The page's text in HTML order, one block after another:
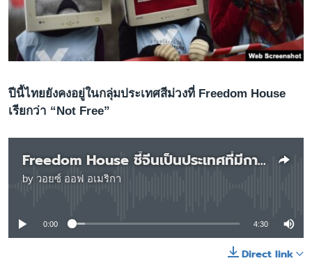
เรียนรู้ภาษาอังกฤษ
พอดคาสต์
เลือกภาษา
ปีนี้ไทยยังคงอยู่ในกลุ่มประเทศสีม่วงที่ Freedom House
เรียกว่า “Not Free”
Freedom House ชี้จีนเป็นประเทศที่มีการละเมิดเสรีภาพในการใช้อินเตอร์เน็ทมากที่สุด
by วอยซ์ ออฟ อเมริกา
No media source currently available
0:00 4:30
Direct link